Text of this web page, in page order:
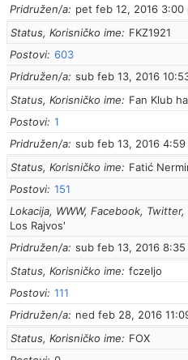
Pridružen/a
pet feb 12, 2016 3:00
Status, Korisničko ime
FKZ1921
Postovi 603
Pridružen/a sub feb 13, 2016
Status, Korisničko ime
Fan Klub
Postovi 1
Pridružen/a sub feb 13, 2016 4:59
Status, Korisničko ime
Fatić
Postovi 151
Lokacija, WWW, Facebook,
Los Rajvos'
Pridružen/a sub feb 13, 2016 8:35
Status, Korisničko ime
fczeljo
Postovi 111
Pridružen/a
ned feb 28, 2016
Status, Korisničko ime
FOX